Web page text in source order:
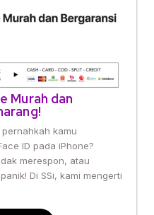
Murah dan
pernahkah kamu
ID pada iPhone?
merespon, atau
Di SSi, kami mengerti